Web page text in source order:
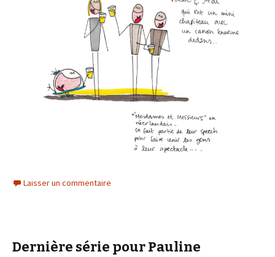
Laisser un commentaire
Dernière série pour Pauline